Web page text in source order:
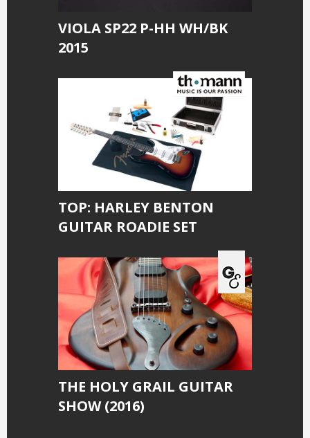
VIOLA SP22 P-HH WH/BK
2015
TOP: HARLEY BENTON
GUITAR ROADIE SET
THE HOLY GRAIL GUITAR
SHOW (2016)